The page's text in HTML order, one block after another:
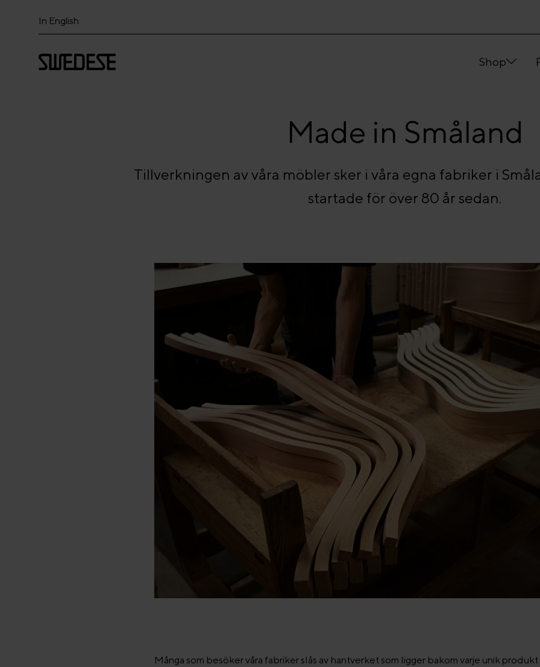
In English
Shop
Made in Småland
Tillverkningen av våra möbler sker i våra egna fabriker i
startade för över 80 år sedan.
Många som besöker våra fabriker slås av hantverket som ligger bakom varje unik produkt